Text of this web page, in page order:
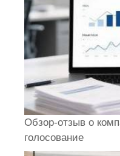
Обзор-отзыв о
голосование